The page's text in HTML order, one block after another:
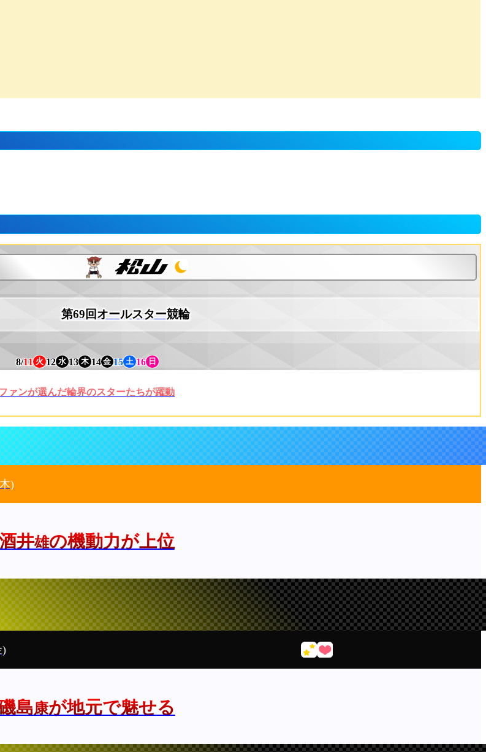
第69回オールスター競輪
8/11 火 12 水 13 木 14 金 15 土 16 日
ァンが選んだ輪界のスターたちが躍動
)
井雄の機動力が上位
)
島康が地元で魅せる